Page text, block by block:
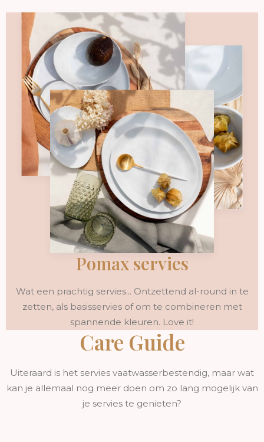
Pomax servies
Wat een prachtig servies... Ontzettend al-round in te
zetten, als basisservies of om te combineren met
spannende kleuren. Love it!
Care Guide
Uiteraard is het servies vaatwasserbestendig, maar wat
kan je allemaal nog meer doen om zo lang mogelijk van
je servies te genieten?